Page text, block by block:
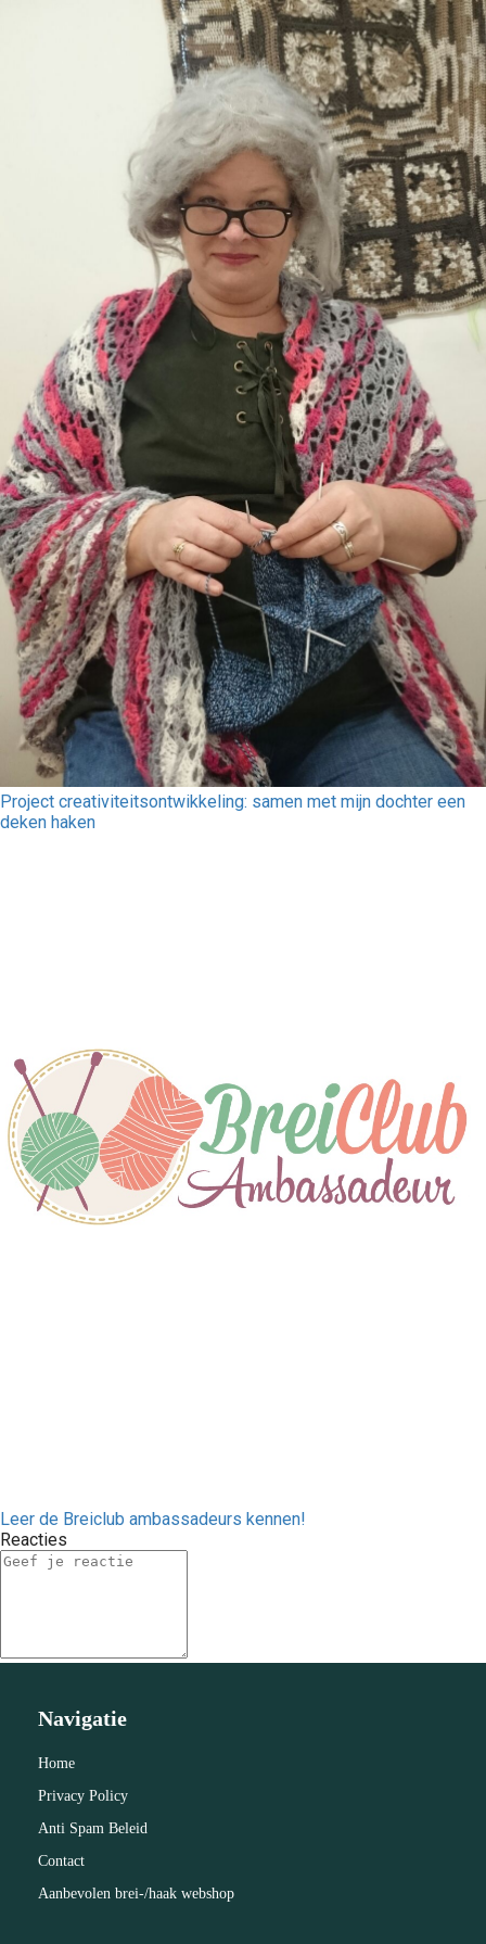
Project creativiteitsontwikkeling: samen met mijn dochter een
deken haken
Leer de Breiclub ambassadeurs kennen!
Reacties
Navigatie
Home
Privacy Policy
Anti Spam Beleid
Contact
Aanbevolen brei-/haak webshop